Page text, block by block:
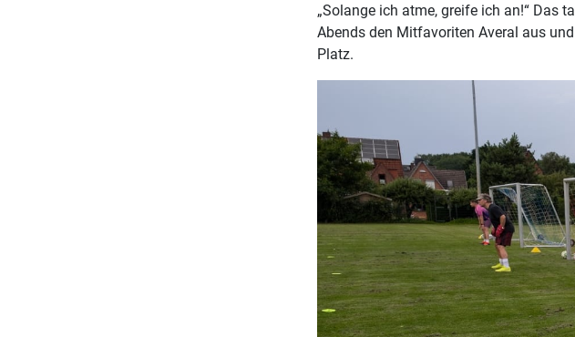
„Solange ich atme, greife ich an!“ Das
Abends den Mitfavoriten Averal aus
Platz.